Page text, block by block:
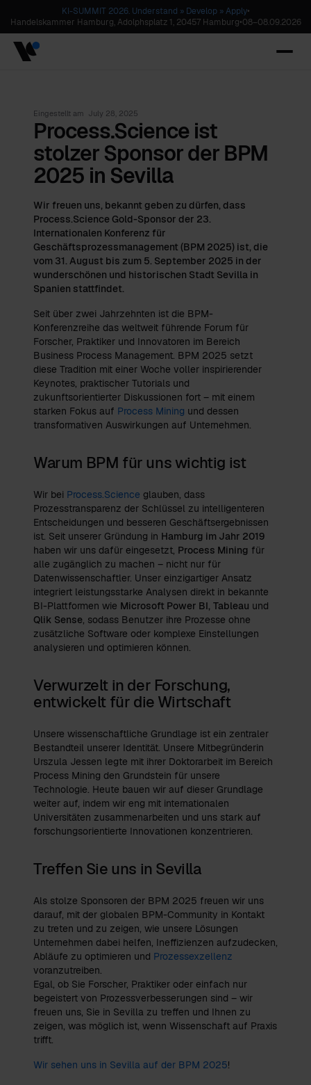
KI-SUMMIT 2026. Understand » Develop » Apply•
Handelskammer Hamburg, Adolphsplatz 1, 20457 Hamburg•08–08.09.2026
Eingestellt am July 28, 2025
Process.Science ist
stolzer Sponsor der BPM
2025 in Sevilla
Wir freuen uns, bekannt geben zu dürfen, dass
Process.Science Gold-Sponsor der 23.
Internationalen Konferenz für
Geschäftsprozessmanagement (BPM 2025) ist, die
vom 31. August bis zum 5. September 2025 in der
wunderschönen und historischen Stadt Sevilla in
Spanien stattfindet.
Seit über zwei Jahrzehnten ist die BPM-
Konferenzreihe das weltweit führende Forum für
Forscher, Praktiker und Innovatoren im Bereich
Business Process Management. BPM 2025 setzt
diese Tradition mit einer Woche voller inspirierender
Keynotes, praktischer Tutorials und
zukunftsorientierter Diskussionen fort – mit einem
starken Fokus auf Process Mining und dessen
transformativen Auswirkungen auf Unternehmen.
Warum BPM für uns wichtig ist
Wir bei Process.Science glauben, dass
Prozesstransparenz der Schlüssel zu intelligenteren
Entscheidungen und besseren Geschäftsergebnissen
ist. Seit unserer Gründung in Hamburg im Jahr 2019
haben wir uns dafür eingesetzt, Process Mining für
alle zugänglich zu machen – nicht nur für
Datenwissenschaftler. Unser einzigartiger Ansatz
integriert leistungsstarke Analysen direkt in bekannte
BI-Plattformen wie Microsoft Power BI, Tableau und
Qlik Sense, sodass Benutzer ihre Prozesse ohne
zusätzliche Software oder komplexe Einstellungen
analysieren und optimieren können.
Verwurzelt in der Forschung,
entwickelt für die Wirtschaft
Unsere wissenschaftliche Grundlage ist ein zentraler
Bestandteil unserer Identität. Unsere Mitbegründerin
Urszula Jessen legte mit ihrer Doktorarbeit im Bereich
Process Mining den Grundstein für unsere
Technologie. Heute bauen wir auf dieser Grundlage
weiter auf, indem wir eng mit internationalen
Universitäten zusammenarbeiten und uns stark auf
forschungsorientierte Innovationen konzentrieren.
Treffen Sie uns in Sevilla
Als stolze Sponsoren der BPM 2025 freuen wir uns
darauf, mit der globalen BPM-Community in Kontakt
zu treten und zu zeigen, wie unsere Lösungen
Unternehmen dabei helfen, Ineffizienzen aufzudecken,
Abläufe zu optimieren und Prozessexzellenz
voranzutreiben.
Egal, ob Sie Forscher, Praktiker oder einfach nur
begeistert von Prozessverbesserungen sind – wir
freuen uns, Sie in Sevilla zu treffen und Ihnen zu
zeigen, was möglich ist, wenn Wissenschaft auf Praxis
trifft.
Wir sehen uns in Sevilla auf der BPM 2025!